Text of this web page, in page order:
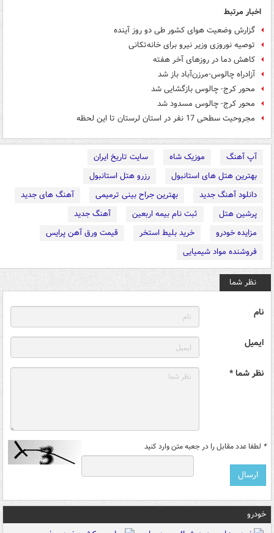
اخبار مرتبط
گزارش وضعیت هوای کشور طی دو روز آینده
توصیه نوروزی وزیر نیرو برای خانه‌تکانی
کاهش دما در روزهای آخر هفته
آزادراه چالوس-مرزن‌آباد باز شد
محور کرج- چالوس بازگشایی شد
محور کرج- چالوس مسدود شد
مجروحیت سطحی 17 نفر در استان لرستان تا این لحظه
آپ آهنگ موزیک شاه
سایت تاریخ ایران
بهترین هتل های استانبول
رزرو هتل استانبول
دانلود آهنگ جدید
بهترین جراح بینی ترمیمی
آهنگ های جدید
پرشین هتل
ثبت نام بیمه اربعین
آهنگ جدید
مزایده خودرو
خرید بلیط استخر
قیمت ورق آهن پرایس
فروشنده مواد شیمیایی
نظر شما
نام
ایمیل
نظر شما *
* لطفا عدد مقابل را در جعبه متن وارد کنید
خودرو